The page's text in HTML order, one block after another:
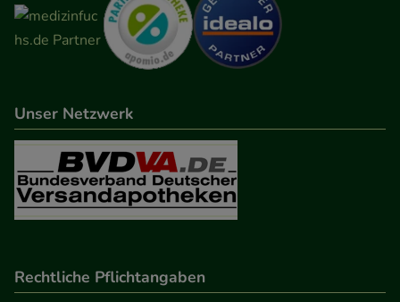
Unser Netzwerk
Rechtliche Pflichtangaben